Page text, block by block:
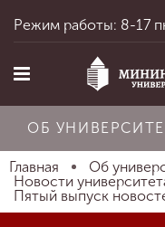
Главная
Режим работы: 8-17
ОБ
Главная
Об
Новости
Пятый выпуск